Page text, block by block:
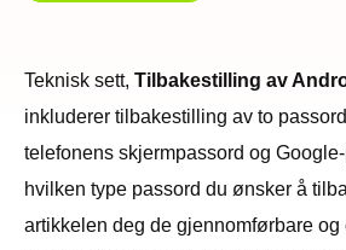
Teknisk sett, Tilbakestilling av
inkluderer tilbakestilling av to
telefonens skjermpassord og
hvilken type passord du ønsker å
artikkelen deg de gjennomførbare og